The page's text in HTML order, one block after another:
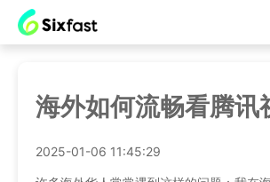
海外如何流畅看腾讯
2025-01-06 11:45:29